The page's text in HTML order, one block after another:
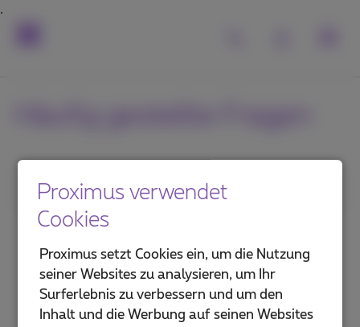
1. Kategorie
MyProximus
Proximus+ App
Leistungen und Services
Proximus verwendet
Cookies
Proximus setzt Cookies ein, um die Nutzung
seiner Websites zu analysieren, um Ihr
Surferlebnis zu verbessern und um den
Inhalt und die Werbung auf seinen Websites